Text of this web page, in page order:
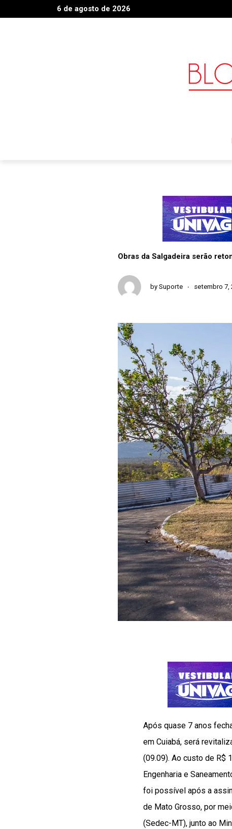
6 de agosto de 2026
Obras da Salgadeira serão
by Suporte setembro 7,
Após quase 7 anos
em Cuiabá, será
(09.09). Ao custo de R$
Engenharia e
foi possível após a
de Mato Grosso, por
(Sedec-MT), junto ao